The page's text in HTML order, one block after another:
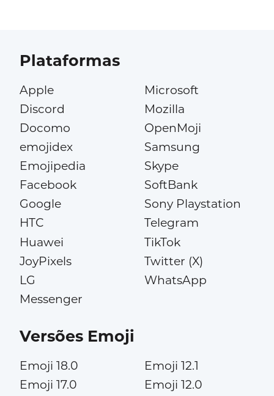
Plataformas
Apple
Discord
Docomo
emojidex
Emojipedia
Facebook
Google
HTC
Huawei
JoyPixels
LG
Messenger
Microsoft
Mozilla
OpenMoji
Samsung
Skype
SoftBank
Sony Playstation
Telegram
TikTok
Twitter (X)
WhatsApp
Versões Emoji
Emoji 18.0
Emoji 17.0
Emoji 12.1
Emoji 12.0